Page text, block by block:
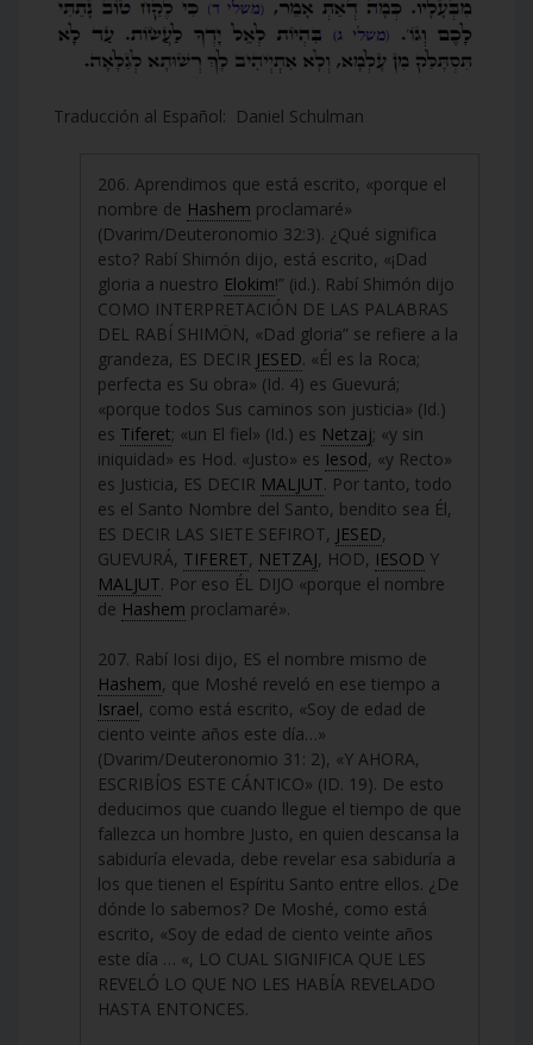
Traducción al Español: Daniel Schulman
206. Aprendimos que está escrito, «porque el
nombre de Hashem proclamaré»
(Dvarim/Deuteronomio 32:3). ¿Qué significa
esto? Rabí Shimón dijo, está escrito, «¡Dad
gloria a nuestro Elokim!” (id.). Rabí Shimón dijo
COMO INTERPRETACIÓN DE LAS PALABRAS
DEL RABÍ SHIMÖN, «Dad gloria” se refiere a la
grandeza, ES DECIR JESED. «Él es la Roca;
perfecta es Su obra» (Id. 4) es Guevurá;
«porque todos Sus caminos son justicia» (Id.)
es Tiferet; «un El fiel» (Id.) es Netzaj; «y sin
iniquidad» es Hod. «Justo» es Iesod, «y Recto»
es Justicia, ES DECIR MALJUT. Por tanto, todo
es el Santo Nombre del Santo, bendito sea Él,
ES DECIR LAS SIETE SEFIROT, JESED,
GUEVURÁ, TIFERET, NETZAJ, HOD, IESOD Y
MALJUT. Por eso ÉL DIJO «porque el nombre
de Hashem proclamaré».
207. Rabí Iosi dijo, ES el nombre mismo de
Hashem, que Moshé reveló en ese tiempo a
Israel, como está escrito, «Soy de edad de
ciento veinte años este día…»
(Dvarim/Deuteronomio 31: 2), «Y AHORA,
ESCRIBÍOS ESTE CÁNTICO» (ID. 19). De esto
deducimos que cuando llegue el tiempo de que
fallezca un hombre Justo, en quien descansa la
sabiduría elevada, debe revelar esa sabiduría a
los que tienen el Espíritu Santo entre ellos. ¿De
dónde lo sabemos? De Moshé, como está
escrito, «Soy de edad de ciento veinte años
este día … «, LO CUAL SIGNIFICA QUE LES
REVELÓ LO QUE NO LES HABÍA REVELADO
HASTA ENTONCES.